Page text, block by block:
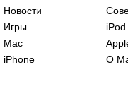
Новости
Игры
iPod
Mac
iPhone
О